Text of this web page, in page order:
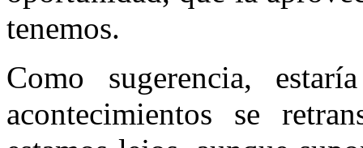
tenemos.
Como sugerencia,
acontecimientos se